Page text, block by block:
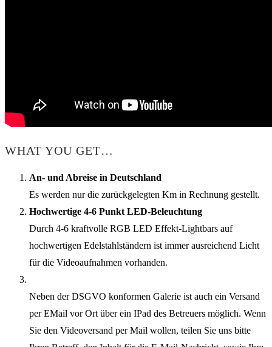
WHAT YOU GET…
An- und Abreise in Deutschland
Es werden nur die zurückgelegten Km in Rechnung gestellt.
Hochwertige 4-6 Punkt LED-Beleuchtung
Durch 4-6 kraftvolle RGB LED Effekt-Lightbars auf
hochwertigen Edelstahlständern ist immer ausreichend Licht
für die Videoaufnahmen vorhanden.
Neben der DSGVO konformen Galerie ist auch ein Versand
per EMail vor Ort über ein IPad des Betreuers möglich. Wenn
Sie den Videoversand per Mail wollen, teilen Sie uns bitte